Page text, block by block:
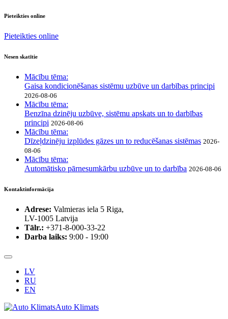
Pieteikties online
Pieteikties online
Nesen skatītie
Mācību tēma:
Gaisa kondicionēšanas sistēmu uzbūve un darbības principi
2026-08-06
Mācību tēma:
Benzīna dzinēju uzbūve, sistēmu apskats un to darbības
principi 2026-08-06
Mācību tēma:
Dīzeļdzinēju izplūdes gāzes un to reducēšanas sistēmas 2026-
08-06
Mācību tēma:
Automātisko pārnesumkārbu uzbūve un to darbība 2026-08-06
Kontaktinformācija
Adrese: Valmieras iela 5 Riga,
LV-1005 Latvija
Tālr.: +371-8-000-33-22
Darba laiks: 9:00 - 19:00
LV
RU
EN
Auto Klimats